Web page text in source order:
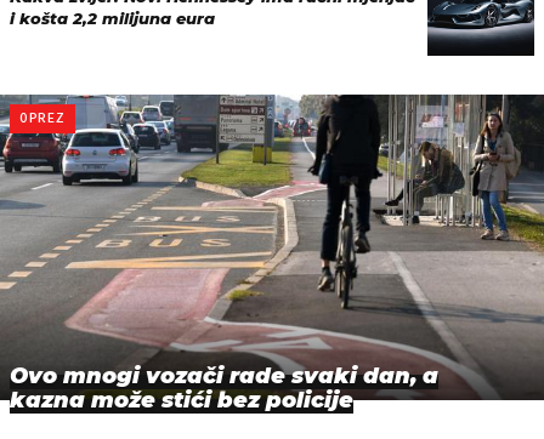
i košta 2,2 milijuna eura
OPREZ
Ovo mnogi vozači rade svaki dan, a
kazna može stići bez policije